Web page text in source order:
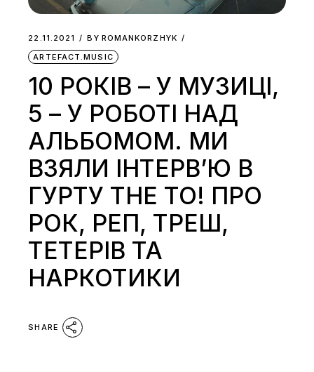
22.11.2021 BY ROMANKORZHYK
ARTEFACT.MUSIC
10 РОКІВ – У МУЗИЦІ,
5 – У РОБОТІ НАД
АЛЬБОМОМ. МИ
ВЗЯЛИ ІНТЕРВ’Ю В
ГУРТУ THE TO! ПРО
РОК, РЕП, ТРЕШ,
ТЕТЕРІВ ТА
НАРКОТИКИ
SHARE